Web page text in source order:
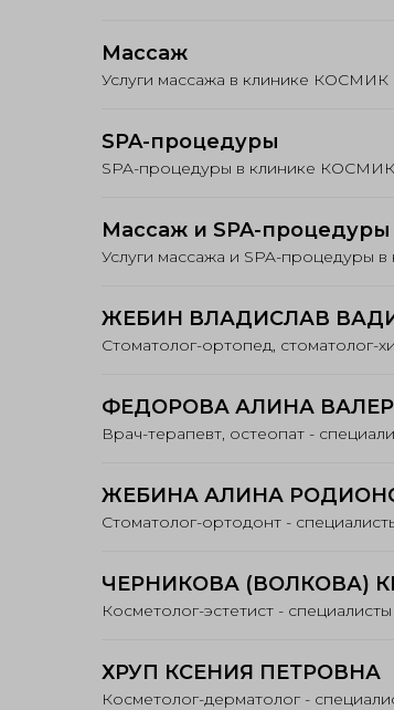
Массаж
Услуги массажа в клинике КОСМИК
SPA-процедуры
SPA-процедуры в клинике КОСМИК
Массаж и SPA-процедуры
Услуги массажа и SPA-процедуры
ЖЕБИН ВЛАДИСЛАВ
Стоматолог-ортопед, стоматолог-
ФЕДОРОВА АЛИНА
Врач-терапевт, остеопат -
ЖЕБИНА АЛИНА
Стоматолог-ортодонт -
ЧЕРНИКОВА (ВОЛКОВА)
Косметолог-эстетист -
ХРУП КСЕНИЯ ПЕТРОВНА
Косметолог-дерматолог -